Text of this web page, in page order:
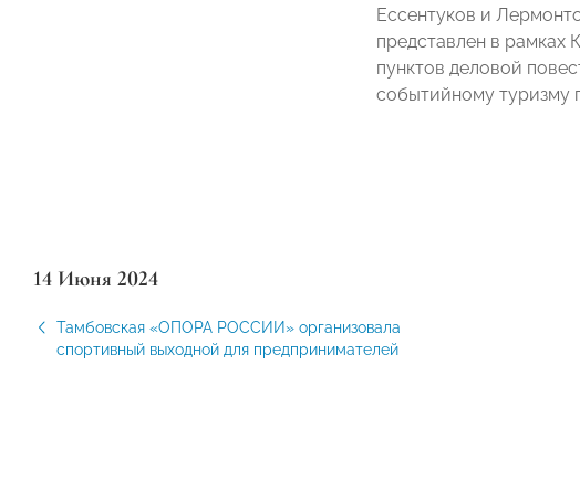
Ессентуков и
представлен в рамках
пунктов деловой
событийному туризму
14 Июня 2024
Тамбовская «ОПОРА РОССИИ» организовала
спортивный выходной для предпринимателей